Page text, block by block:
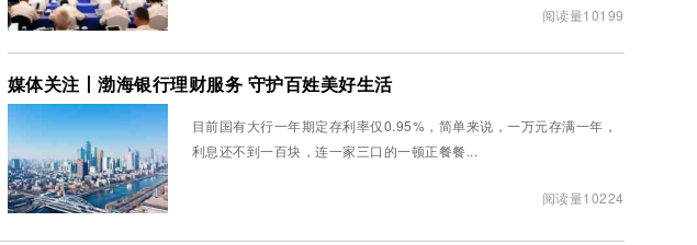
阅读量10199
媒体关注丨渤海银行理财服务 守护百姓美好生活
目前国有大行一年期定存利率仅0.95%，简单来说，一万元存满一年，
利息还不到一百块，连一家三口的一顿正餐餐...
阅读量10224